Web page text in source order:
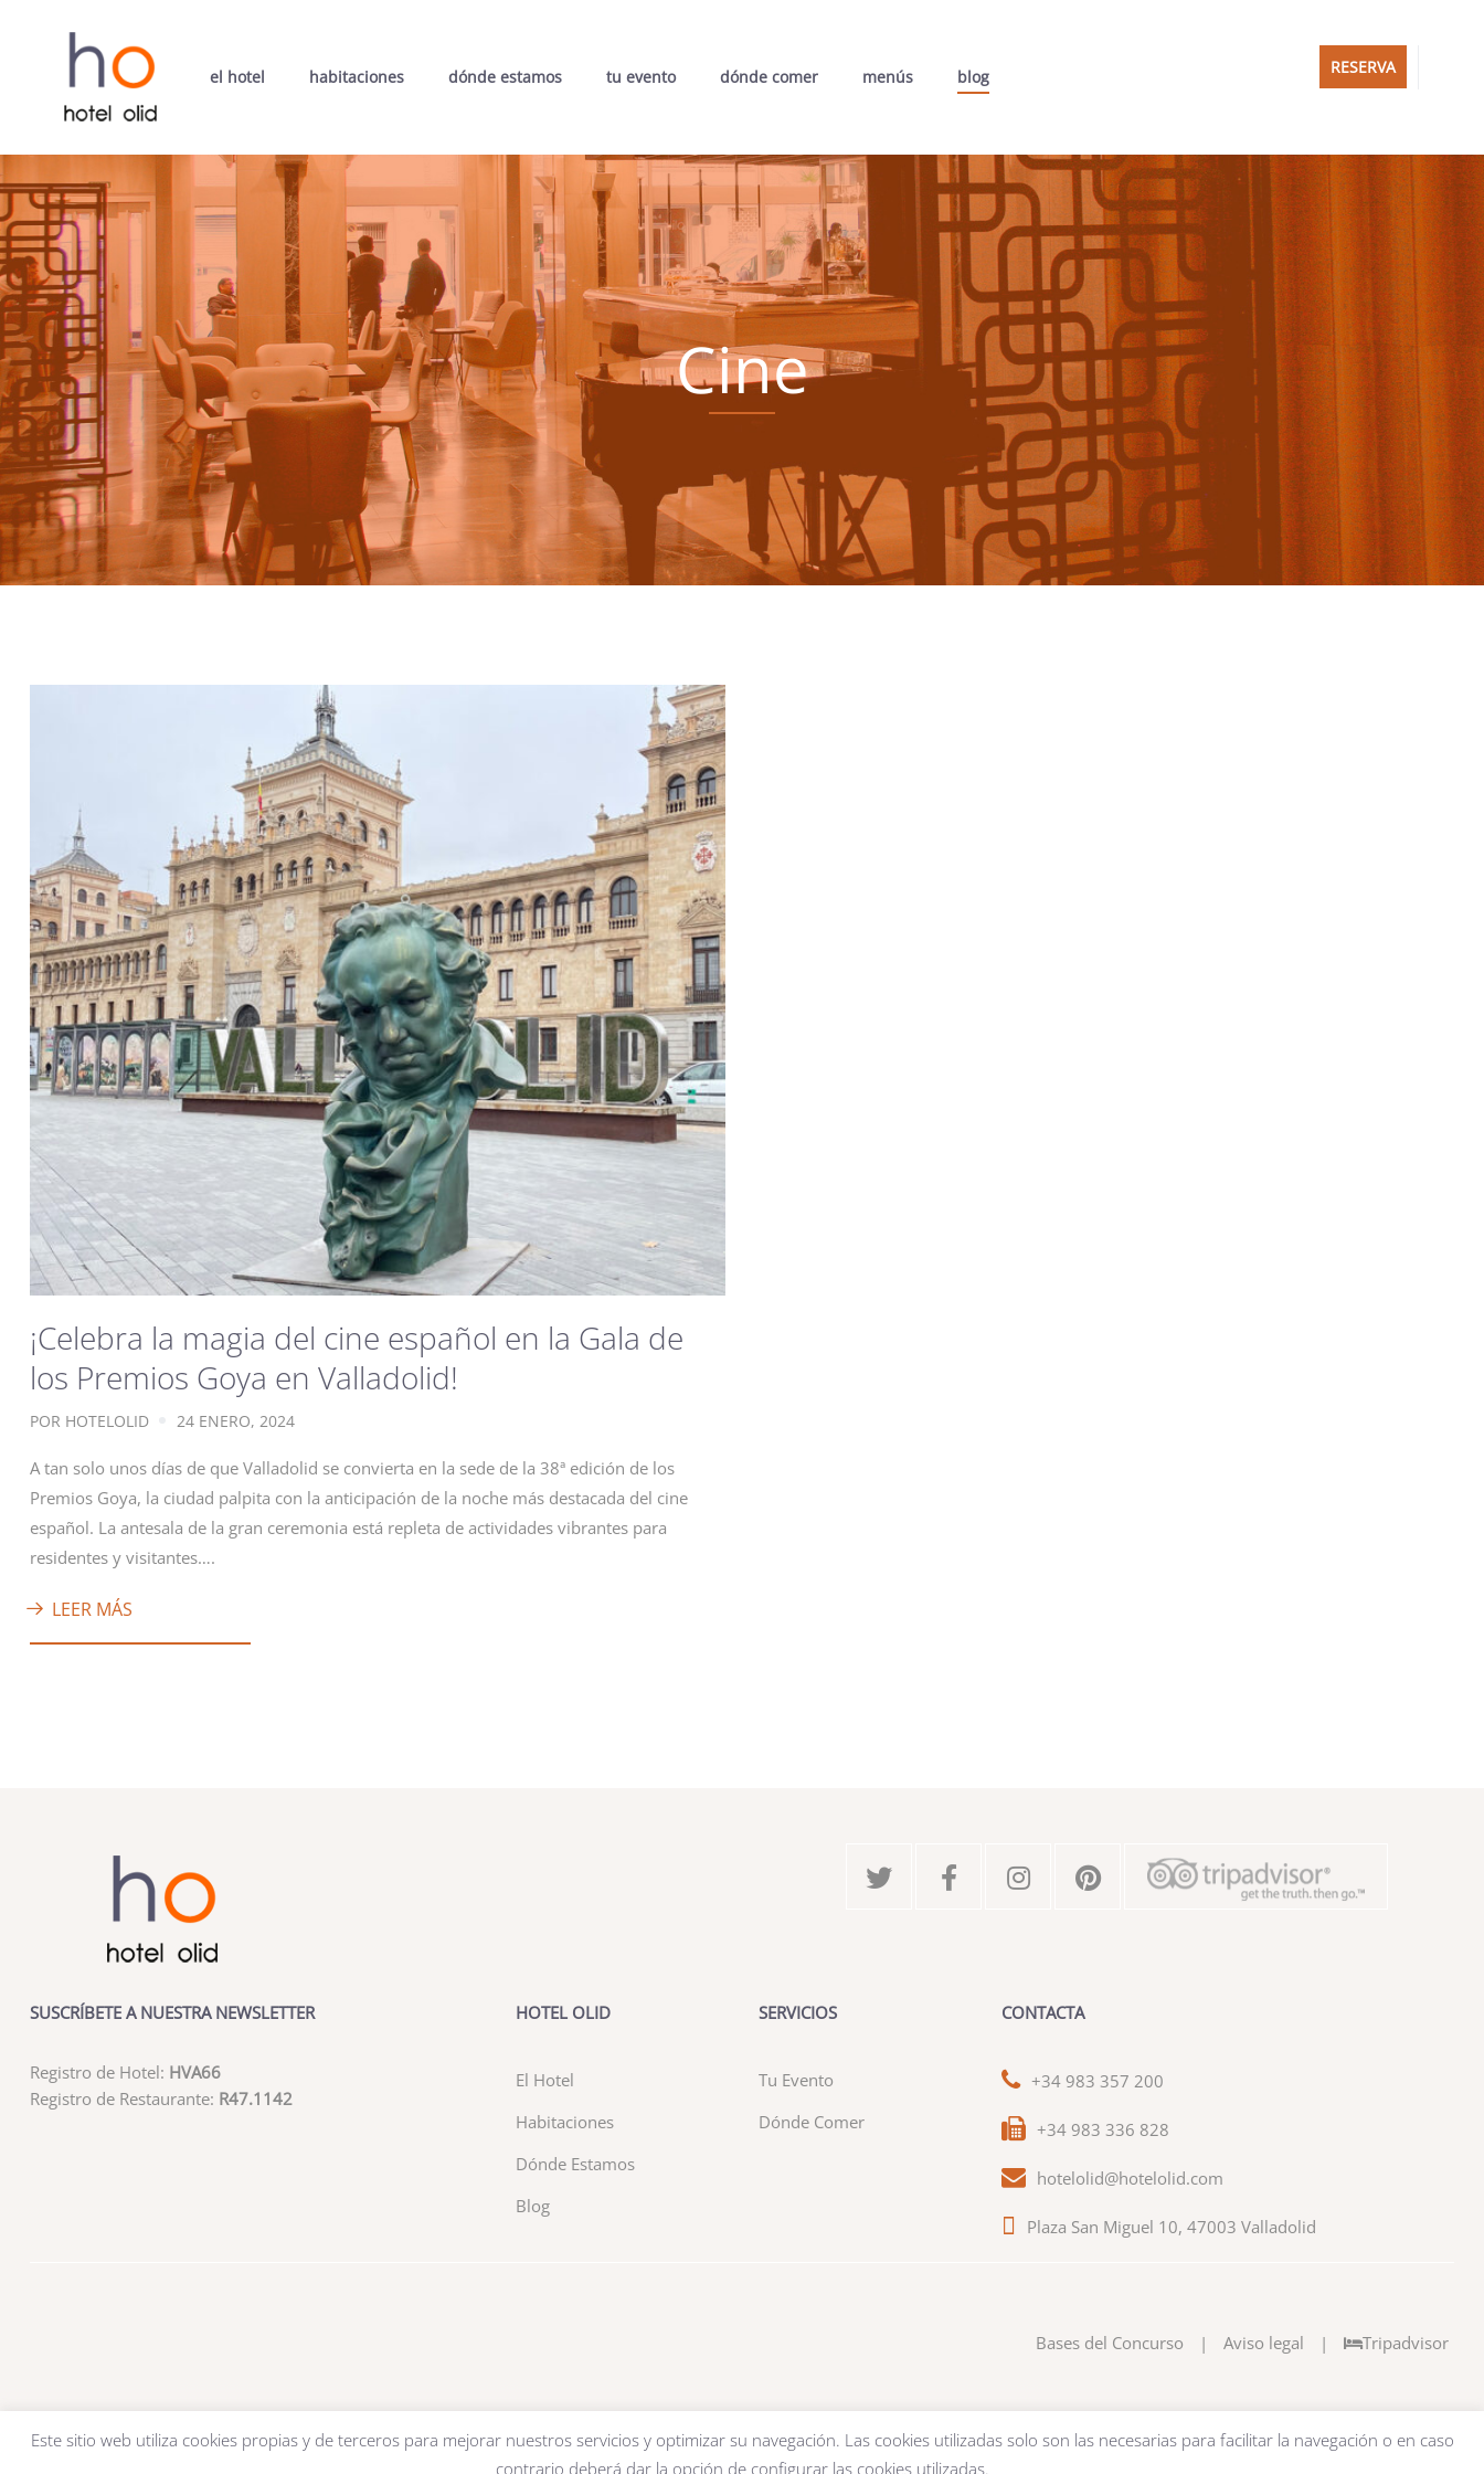
el hotel habitaciones dónde estamos tu evento dónde comer menús blog RESERVA
Cine
¡Celebra la magia del cine español en la Gala de
los Premios Goya en Valladolid!
POR HOTELOLID 24 ENERO, 2024
A tan solo unos días de que Valladolid se convierta en la sede de la 38ª edición de los
Premios Goya, la ciudad palpita con la anticipación de la noche más destacada del cine
español. La antesala de la gran ceremonia está repleta de actividades vibrantes para
residentes y visitantes….
LEER MÁS
SUSCRÍBETE A NUESTRA NEWSLETTER
Registro de Hotel: HVA66
Registro de Restaurante: R47.1142
HOTEL OLID
El Hotel
Habitaciones
Dónde Estamos
Blog
SERVICIOS
Tu Evento
Dónde Comer
CONTACTA
+34 983 357 200
+34 983 336 828
hotelolid@hotelolid.com
Plaza San Miguel 10, 47003 Valladolid
Bases del Concurso | Aviso legal | Tripadvisor
Este sitio web utiliza cookies propias y de terceros para mejorar nuestros servicios y optimizar su navegación. Las cookies utilizadas solo son las necesarias para facilitar la navegación o en caso
contrario deberá dar la opción de configurar las cookies utilizadas.